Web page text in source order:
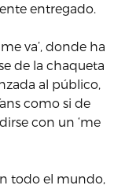
entregado.
va’, donde ha
de la chaqueta
al público,
como si de
con un ‘me
todo el mundo,